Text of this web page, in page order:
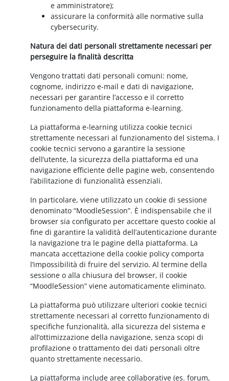
e amministratore);
assicurare la conformità alle normative sulla
cybersecurity.
Natura dei dati personali strettamente necessari per
perseguire la finalità descritta
Vengono trattati dati personali comuni: nome,
cognome, indirizzo e-mail e dati di navigazione,
necessari per garantire l’accesso e il corretto
funzionamento della piattaforma e-learning.
La piattaforma e-learning utilizza cookie tecnici
strettamente necessari al funzionamento del sistema. I
cookie tecnici servono a garantire la sessione
dell’utente, la sicurezza della piattaforma ed una
navigazione efficiente delle pagine web, consentendo
l’abilitazione di funzionalità essenziali.
In particolare, viene utilizzato un cookie di sessione
denominato “MoodleSession”. È indispensabile che il
browser sia configurato per accettare questo cookie al
fine di garantire la validità dell’autenticazione durante
la navigazione tra le pagine della piattaforma. La
mancata accettazione della cookie policy comporta
l’impossibilità di fruire del servizio. Al termine della
sessione o alla chiusura del browser, il cookie
“MoodleSession” viene automaticamente eliminato.
La piattaforma può utilizzare ulteriori cookie tecnici
strettamente necessari al corretto funzionamento di
specifiche funzionalità, alla sicurezza del sistema e
all’ottimizzazione della navigazione, senza scopi di
profilazione o trattamento dei dati personali oltre
quanto strettamente necessario.
La piattaforma include aree collaborative (es. forum,